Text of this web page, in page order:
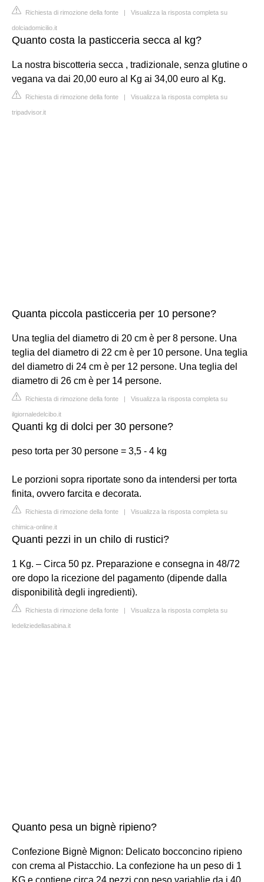
Richiesta di rimozione della fonte | Visualizza la risposta completa su
dolciadomicilio.it
Quanto costa la pasticceria secca al kg?
La nostra biscotteria secca , tradizionale, senza glutine o
vegana va dai 20,00 euro al Kg ai 34,00 euro al Kg.
Richiesta di rimozione della fonte | Visualizza la risposta completa su
tripadvisor.it
Quanta piccola pasticceria per 10 persone?
Una teglia del diametro di 20 cm è per 8 persone. Una
teglia del diametro di 22 cm è per 10 persone. Una teglia
del diametro di 24 cm è per 12 persone. Una teglia del
diametro di 26 cm è per 14 persone.
Richiesta di rimozione della fonte | Visualizza la risposta completa su
ilgiornaledelcibo.it
Quanti kg di dolci per 30 persone?
peso torta per 30 persone = 3,5 - 4 kg
Le porzioni sopra riportate sono da intendersi per torta
finita, ovvero farcita e decorata.
Richiesta di rimozione della fonte | Visualizza la risposta completa su
chimica-online.it
Quanti pezzi in un chilo di rustici?
1 Kg. – Circa 50 pz. Preparazione e consegna in 48/72
ore dopo la ricezione del pagamento (dipende dalla
disponibilità degli ingredienti).
Richiesta di rimozione della fonte | Visualizza la risposta completa su
ledeliziedellasabina.it
Quanto pesa un bignè ripieno?
Confezione Bignè Mignon: Delicato bocconcino ripieno
con crema al Pistacchio. La confezione ha un peso di 1
KG e contiene circa 24 pezzi con peso variablie da i 40